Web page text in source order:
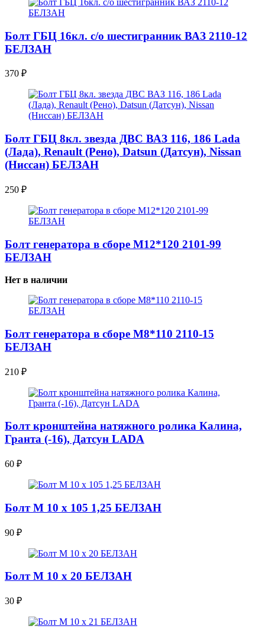
Болт ГБЦ 16кл. с/о шестигранник ВАЗ 2110-12
БЕЛЗАН
370 ₽
Болт ГБЦ 8кл. звезда ДВС ВАЗ 116, 186 Lada
(Лада), Renault (Рено), Datsun (Датсун), Nissan
(Ниссан) БЕЛЗАН
250 ₽
Болт генератора в сборе M12*120 2101-99
БЕЛЗАН
Нет в наличии
Болт генератора в сборе M8*110 2110-15
БЕЛЗАН
210 ₽
Болт кронштейна натяжного ролика Калина,
Гранта (-16), Датсун LADA
60 ₽
Болт М 10 х 105 1,25 БЕЛЗАН
90 ₽
Болт М 10 х 20 БЕЛЗАН
30 ₽